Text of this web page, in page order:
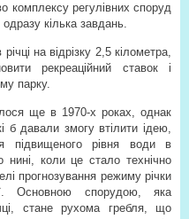
комплексу регулівних споруд
одразу кілька завдань.
на відрізку 2,5 кілометра,
рекреаційний ставок і
парку.
ще в 1970-х роках, однак
б давали змогу втілити ідею,
підвищеного рівня води в
нині, коли це стало технічно
прогнозування режиму річки
Основною спорудою, яка
стане рухома гребля, що